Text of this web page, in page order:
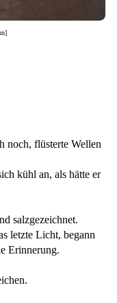
noch, flüsterte Wellen
kühl an, als hätte er
salzgezeichnet.
letzte Licht, begann
Erinnerung.